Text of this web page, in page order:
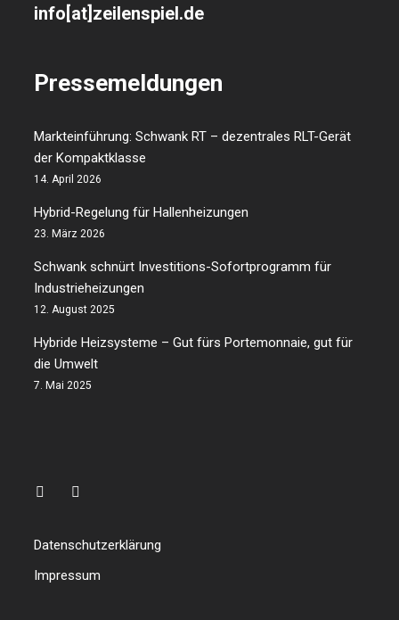
info[at]zeilenspiel.de
Pressemeldungen
Markteinführung: Schwank RT – dezentrales RLT-Gerät
der Kompaktklasse
14. April 2026
Hybrid-Regelung für Hallenheizungen
23. März 2026
Schwank schnürt Investitions-Sofortprogramm für
Industrieheizungen
12. August 2025
Hybride Heizsysteme – Gut fürs Portemonnaie, gut für
die Umwelt
7. Mai 2025
Datenschutzerklärung
Impressum